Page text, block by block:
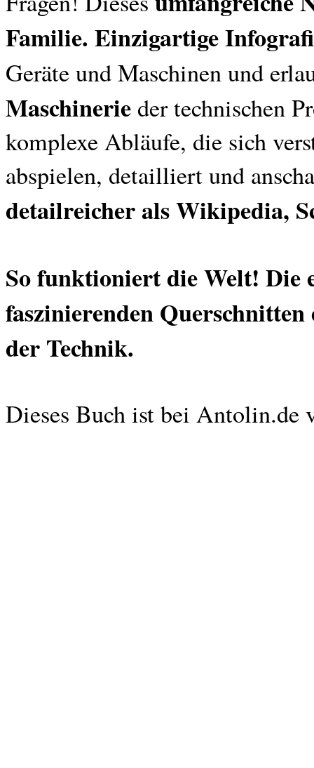
Familie. Einzigartige
Geräte und Maschinen und
Maschinerie der technischen
komplexe Abläufe, die sich
abspielen, detailliert und
detailreicher als Wikipedia,
So funktioniert die Welt! Die
faszinierenden
der Technik.
Dieses Buch ist bei Antolin.de